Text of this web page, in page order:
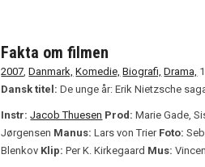
Fakta om filmen
2007,Danmark, Komedie, Biografi, Drama,
Dansk titel:De unge år: Erik Nietzsche
Instr: Jacob Thuesen Prod: Marie Gade,
Jørgensen Manus: Lars von Trier Foto:
Blenkov Klip: Per K. Kirkegaard Mus: